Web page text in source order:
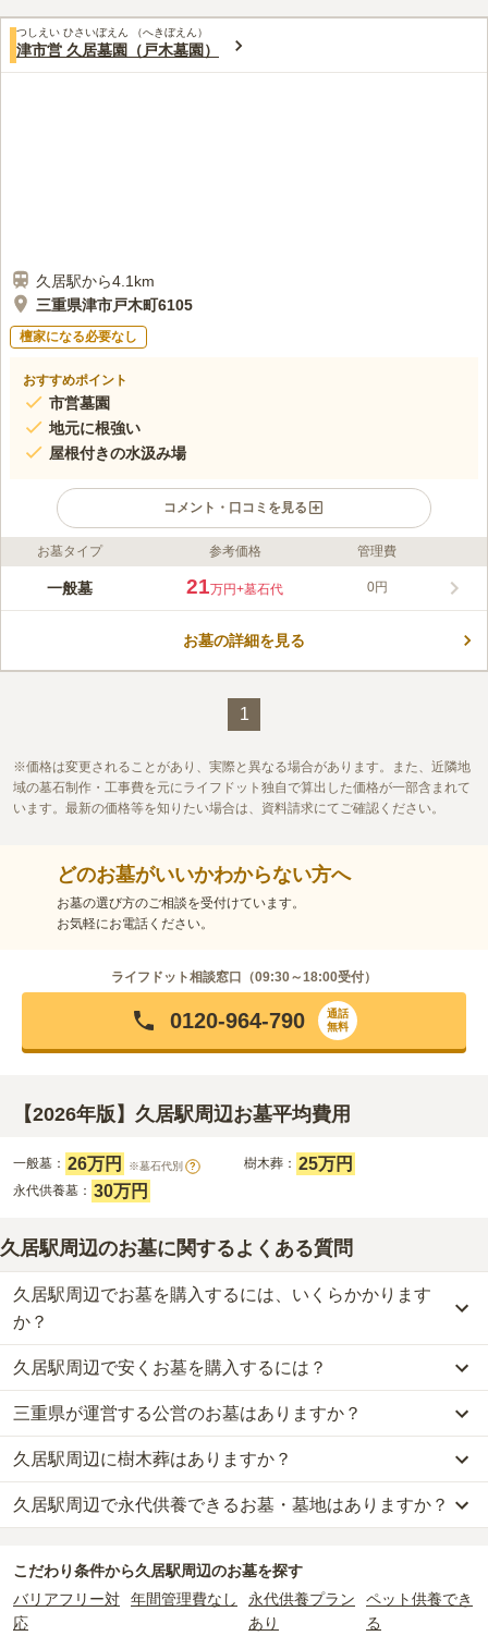
つしえい ひさいぼえん （へきぼえん）
津市営 久居墓園（戸木墓園）
久居駅から4.1km
三重県津市戸木町6105
檀家になる必要なし
おすすめポイント
市営墓園
地元に根強い
屋根付きの水汲み場
コメント・口コミを見る
ライフドット編集部のコメント
津市に住む方なら、宗旨・宗派を問わず、お墓を建てることがで
園」や「上野古墳群」等があるので、お参りの後に立ち寄ること
この霊園はまだ誰からも評価されていません。
お墓タイプ 参考価格 管理費
一般墓 21万円+墓石代 0円
お墓の詳細を見る
1
価格は変更されることがあり、実際と異なる場合があります。また、近隣地
域の墓石制作・工事費を元にライフドット独自で算出した価格が一部含まれて
います。最新の価格等を知りたい場合は、資料請求にてご確認ください。
どのお墓がいいかわからない方へ
お墓の選び方のご相談を受付けています。
お気軽にお電話ください。
ライフドット相談窓口（09:30～18:00受付）
0120-964-790
通話
無料
【2026年版】久居駅周辺お墓平均費用
一般墓： 26万円 ※墓石代別 ? 樹木葬： 25万円
永代供養墓： 30万円
久居駅周辺のお墓に関するよくある質問
久居駅周辺でお墓を購入するには、いくらかかります
か？
久居駅周辺での購入費用の目安は、一般墓が約172万円、樹木葬が
約25万円、永代供養墓が約30万円です。
一般墓を建てる場合は、「永代使用料（土地代）」と「墓石代」の
2つが主な費用となります。
久居駅周辺の一般墓の永代使用料の平均は
三重
材によって変わります。
使用料のみかかります。
なお、お墓によっては以下の費用が別途かかる場合があります。
久居駅周辺で安くお墓を購入するには？
久居駅周辺で一番安価なお墓は、津市営 久居野村墓園
で、
16万円(墓石代別)からお求めいただけます。
一般的に最も費用を抑えられるのは、他の方のご遺骨と一緒に埋葬
する「合祀墓（ごうしぼ）」と呼ばれるタイプです。個別のお墓に
比べて省スペースで管理の手間がかからないため、費用が安く設定
価格の目安は、1名あたり5万円〜30万円程度です。
久居駅周辺で安価なお墓を探したい場合は、価格の安い順で並び替
えてお墓を探すのがおすすめです。
三重県が運営する公営のお墓はありますか？
久居駅周辺には、三重県が運営する公営の霊園が
津市営 久居野村墓園と津市営 久居墓園（戸木墓園）がそれにあた
ります。
れているケースがほとんどです。
主な条件として、遺骨がすでにある、該当の市区町村に一定年数以
上住んでいるなどが挙げられます。
久居駅周辺に樹木葬はありますか？
久居駅周辺には、1件の樹木葬があります。
詳しくは、久居駅周辺の樹木葬の一覧をご覧ください。
久居駅周辺で永代供養できるお墓・墓地はありますか？
詳しくは、久居駅周辺の永代供養の一覧をご覧ください。
こだわり条件から久居駅周辺のお墓を探す
バリアフリー対
応
年間管理費なし
永代供養プラン
あり
ペット供養でき
る